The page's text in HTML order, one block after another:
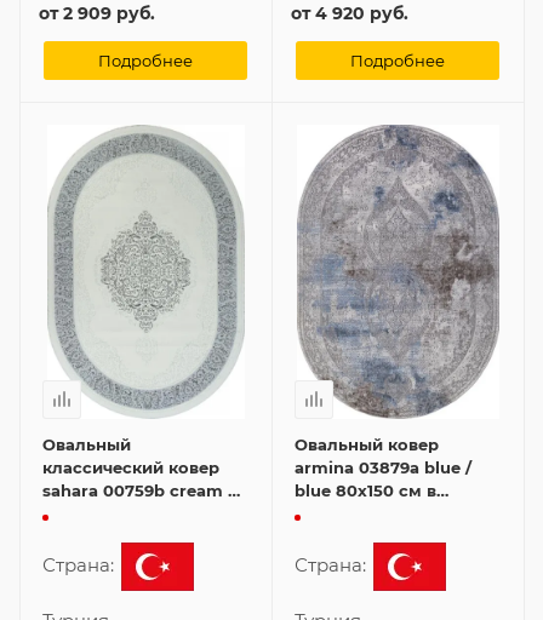
от2 909 руб.
Подробнее
от4 920 руб.
Подробнее
Овальный
классический ковер
sahara 00759b cream hb
/ grey fdy 80x150 см
Страна:
Овальный ковер
armina 03879a blue /
blue 80x150 см в
классическом стиле
Страна: